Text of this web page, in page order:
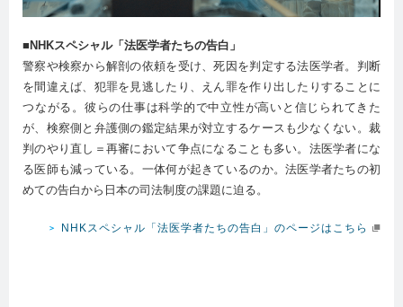
■NHKスペシャル「法医学者たちの告白」
警察や検察から解剖の依頼を受け、死因を判定する法医学者。判断
を間違えば、犯罪を見逃したり、えん罪を作り出したりすることに
つながる。彼らの仕事は科学的で中立性が高いと信じられてきた
が、検察側と弁護側の鑑定結果が対立するケースも少なくない。裁
判のやり直し＝再審において争点になることも多い。法医学者にな
る医師も減っている。一体何が起きているのか。法医学者たちの初
めての告白から日本の司法制度の課題に迫る。
NHKスペシャル「法医学者たちの告白」のページはこちら